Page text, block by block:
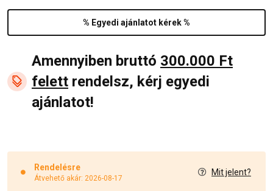
% Egyedi ajánlatot kérek %
Amennyiben bruttó 300.000 Ft
felett rendelsz, kérj egyedi
ajánlatot!
Rendelésre
Átvehető akár: 2026-08-17
Mit jelent?